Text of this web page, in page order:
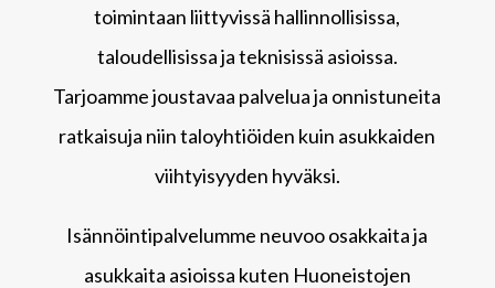
toimintaan liittyvissä hallinnollisissa,
taloudellisissa ja teknisissä asioissa.
Tarjoamme joustavaa palvelua ja onnistuneita
ratkaisuja niin taloyhtiöiden kuin asukkaiden
viihtyisyyden hyväksi.
Isännöintipalvelumme neuvoo osakkaita ja
asukkaita asioissa kuten Huoneistojen